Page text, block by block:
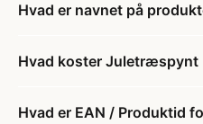
Hvad er navnet på
Hvad koster Juletræspynt
Hvad er EAN / Produktid